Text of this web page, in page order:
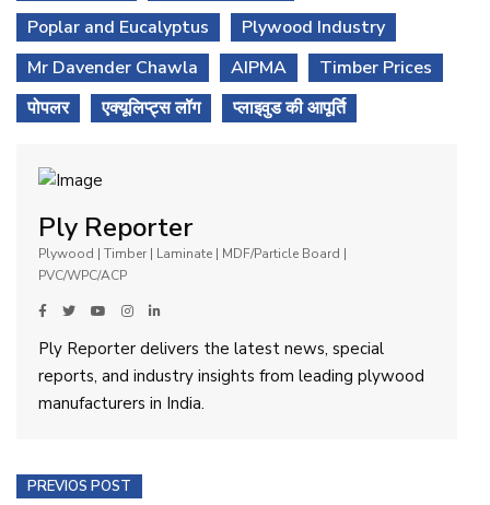
Poplar and Eucalyptus
Plywood Industry
Mr Davender Chawla
AIPMA
Timber Prices
पोपलर
एक्यूलिप्ट्स लॉग प्लाइवुड की आपूर्ति
Ply Reporter
Plywood | Timber | Laminate | MDF/Particle Board |
PVC/WPC/ACP
Ply Reporter delivers the latest news, special
reports, and industry insights from leading plywood
manufacturers in India.
PREVIOS POST